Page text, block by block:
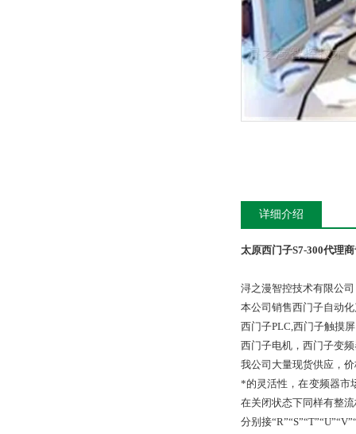
详细介绍
太原西门子S7-300代理
浔之漫智控技术有限公
本公司销售西门子自动
西门子PLC,西门子触摸
西门子电机，西门子变
我公司大量现货供应，
*的灵活性，在变频器市
在关闭状态下同样有整
分别接